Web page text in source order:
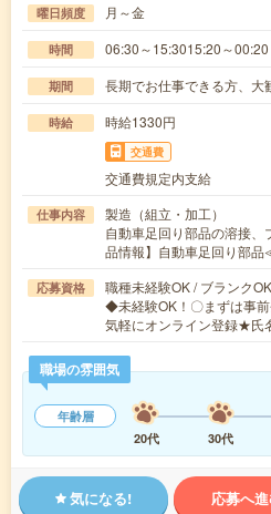
曜日頻度 月～金
時間 06:30～15:3015:20～00:20
期間 長期でお仕事できる方、大
時給 時給1330円
交通費
交通費規定内支給
仕事内容
製造（組立・加工）
自動車足回り部品の溶接
品情報】自動車足回り部
応募資格
職種未経験OK / ブランク
◆未経験OK！〇まずは事
気軽にオンライン登録★氏
職場の雰囲気
年齢層
20代
30代
気になる! 応募へ